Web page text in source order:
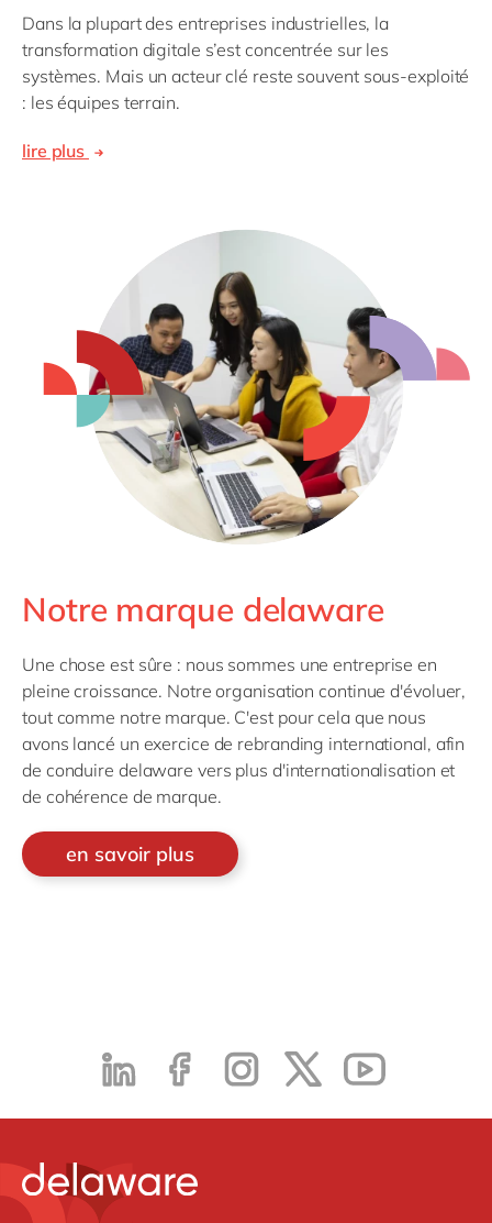
Dans la plupart des entreprises industrielles, la
transformation digitale s’est concentrée sur les
systèmes. Mais un acteur clé reste souvent sous-exploité
: les équipes terrain.
lire plus
Notre marque delaware
Une chose est sûre : nous sommes une entreprise en
pleine croissance. Notre organisation continue d'évoluer,
tout comme notre marque. C'est pour cela que nous
avons lancé un exercice de rebranding international, afin
de conduire delaware vers plus d'internationalisation et
de cohérence de marque.
en savoir plus